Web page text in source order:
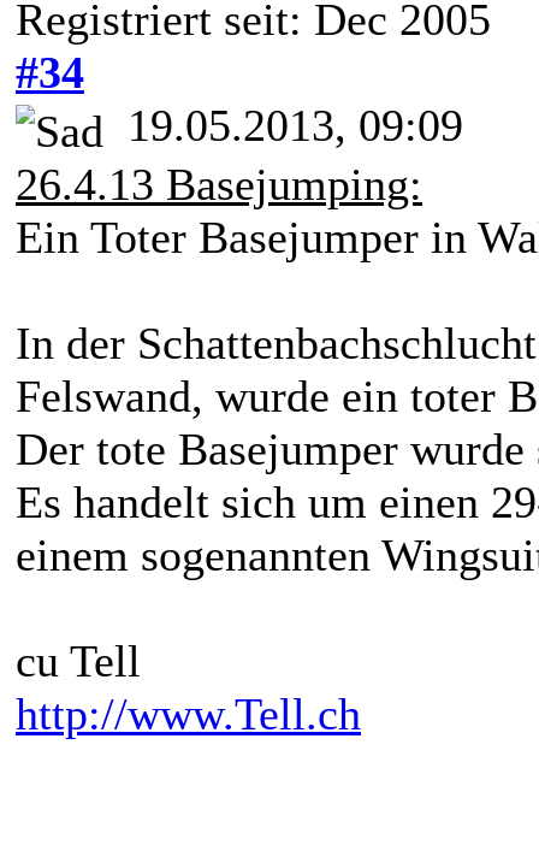
Registriert seit: Dec 2005
#34
19.05.2013, 09:09
26.4.13 Basejumping:
Ein Toter Basejumper in
In der
Felswand, wurde ein toter
Der tote Basejumper
Es handelt sich um einen
einem sogenannten
cu Tell
http://www.Tell.ch